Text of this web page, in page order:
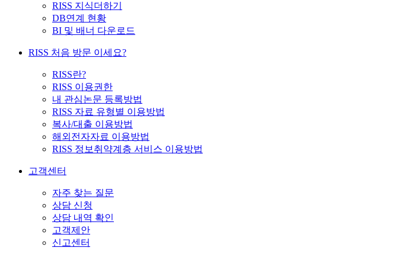
RISS 지식더하기
DB연계 현황
BI 및 배너 다운로드
RISS 처음 방문 이세요?
RISS란?
RISS 이용권한
내 관심논문 등록방법
RISS 자료 유형별 이용방법
복사/대출 이용방법
해외전자자료 이용방법
RISS 정보취약계층 서비스 이용방법
고객센터
자주 찾는 질문
상담 신청
상담 내역 확인
고객제안
신고센터